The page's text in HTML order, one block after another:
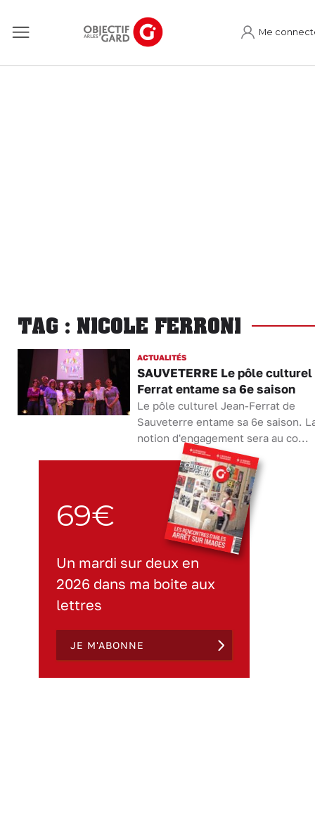
Me
TAG : NICOLE FERRONI
ACTUALITÉS
SAUVETERRE Le pôle
Ferrat entame sa 6e saison
Le pôle culturel Jean-Ferrat de
Sauveterre entame sa 6e saison.
notion d'engagement sera au co...
69€
Un mardi sur deux en
2026 dans ma boite aux
lettres
JE M'ABONNE